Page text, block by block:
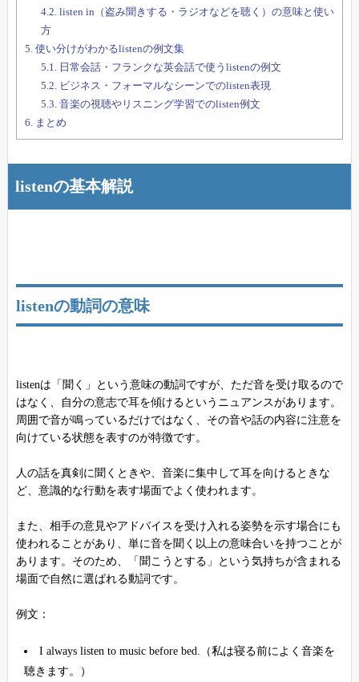
4.2. listen in（盗み聞きする・ラジオなどを聴く）の意味と使い
方
5. 使い分けがわかるlistenの例文集
5.1.
日常会話・フランクな英会話で使うlistenの例文
5.2. ビジネス・フォーマルなシーンでのlisten表現
5.3. 音楽の視聴やリスニング学習でのlisten例文
6.
まとめ
listenの基本解説
listenの動詞の意味
listenは「聞く」という意味の動詞ですが、ただ音を受け取るので
はなく、自分の意志で耳を傾けるというニュアンスがあります。
周囲で音が鳴っているだけではなく、その音や話の内容に注意を
向けている状態を表すのが特徴です。
人の話を真剣に聞くときや、音楽に集中して耳を向けるときな
ど、意識的な行動を表す場面でよく使われます。
また、相手の意見やアドバイスを受け入れる姿勢を示す場合にも
使われることがあり、単に音を聞く以上の意味合いを持つことが
あります。そのため、「聞こうとする」という気持ちが含まれる
場面で自然に選ばれる動詞です。
例文：
I always listen to music before bed.（私は寝る前によく音楽を
聴きます。）